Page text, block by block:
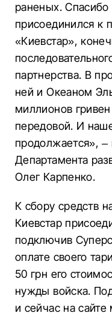
раненых.
присоединился к
«Киевстар»,
партнерства. В
ней и Океаном
миллионов
передовой. И
продолжается»,
Департамента
Олег Карпенко.
К сбору средств
Киевстар
подключив
оплате своего
50 грн его
нужды войска.
и сейчас на